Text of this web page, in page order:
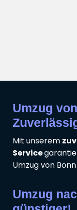
Umzug
Mit unserem
Service
Umzug von
Umzug